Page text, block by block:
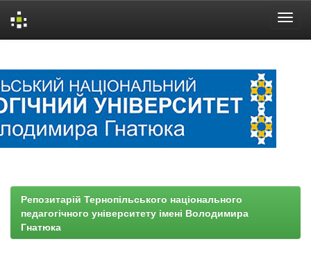
Репозитарій Тернопільського національного
педагогічного університету імені Володимира
Гнатюка